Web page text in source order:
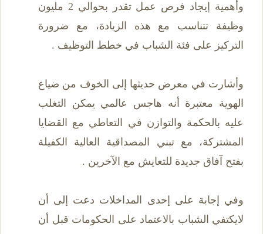
وأهمية إيجاد فرص عمل تقدر بحوالي 2 مليون
وظيفة تتناسب مع هذه الزيادة، مع ضرورة
التركيز على فئة الشباب في خطط التوظيف .
وأشارت في معرض حديثها إلى الخوف من ضياع
الهوية معتبرة أنه هاجس عالمي يمكن التغلب
عليه بالحكمة والتوازن في التعاطي مع القضايا
المشتركة، مع تبني المصداقية العالية الكفيلة
بفتح آفاق جديدة للتعايش مع الآخرين .
وفي إجابة على إحدى المداخلات دعت إلى أن
لايكتفي الشباب بالاعتماد على الحكومات قبل أن